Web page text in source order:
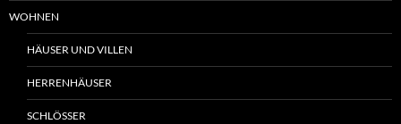
WOHNEN
HÄUSER UND VILLEN
HERRENHÄUSER
SCHLÖSSER